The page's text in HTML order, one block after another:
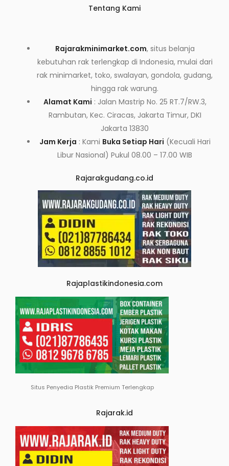
Tentang Kami
Rajarakminimarket.com, situs belanja
kebutuhan rak terlengkap di Indonesia, mulai dari
rak minimarket, toko, swalayan, gondola, gudang,
hingga rak warung.
Alamat Kami : Jalan Mastrip No. 25 RT.7/RW.3,
Rambutan, Kec. Ciracas, Jakarta Timur, DKI
Jakarta 13830
Jam Kerja : Kami Buka Setiap Hari (Kecuali Hari
Libur Nasional) Pukul 08.00 – 17.00 WIB
Rajarakgudang.co.id
Rajaplastikindonesia.com
Situs Penyedia Plastik Premium Terlengkap
Rajarak.id